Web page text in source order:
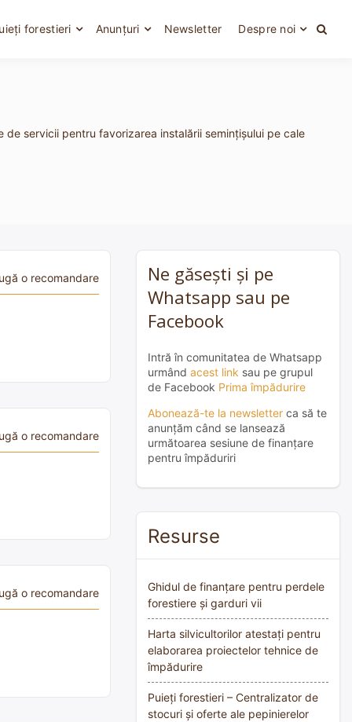
forestieri Anunțuri Newsletter Despre noi
servicii pentru favorizarea instalării seminţişului pe cale
o recomandare
o recomandare
o recomandare
Ne găsești și pe
Whatsapp sau pe
Facebook
Intră în comunitatea de Whatsapp
urmând acest link sau pe grupul
de Facebook Prima împădurire
Abonează-te la newsletter ca să te
anunțăm când se lansează
următoarea sesiune de finanțare
pentru împăduriri
Resurse
Ghidul de finanțare pentru perdele
forestiere și garduri vii
Harta silvicultorilor atestați pentru
elaborarea proiectelor tehnice de
împădurire
Puieți forestieri – Centralizator de
stocuri și oferte ale pepinierelor